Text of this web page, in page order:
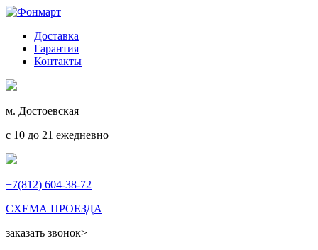
Доставка
Гарантия
Контакты
м. Достоевская
с 10 до 21 ежедневно
+7(812) 604-38-72
СХЕМА ПРОЕЗДА
заказать звонок>